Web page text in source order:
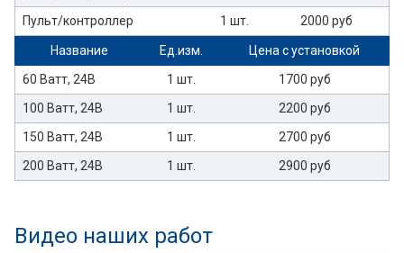
Пульт/контроллер 1 шт. 2000 руб
Название Ед.изм.
Цена с установкой
60 Ватт, 24В
1 шт.
1700 руб
100 Ватт, 24В
1 шт.
2200 руб
150 Ватт, 24В
1 шт.
2700 руб
200 Ватт, 24В
1 шт. 2900 руб
Видео наших работ